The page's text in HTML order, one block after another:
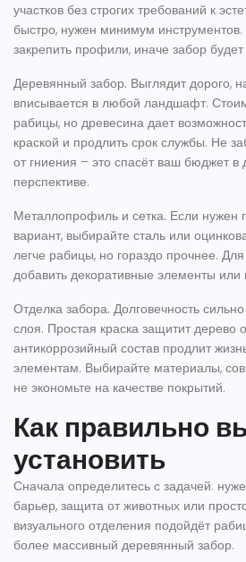
участков без строгих требований к
быстро, нужен минимум инструментов.
закрепить профили, иначе забор будет
Деревянный забор. Выглядит дорого,
вписывается в любой ландшафт.
рабицы, но древесина дает
краской и продлить срок службы. Не
от гниения – это спасёт ваш бюджет в
перспективе.
Металлопрофиль и сетка. Если нужен
вариант, выбирайте сталь или
легче рабицы, но гораздо прочнее.
добавить декоративные элементы или
Отделка забора. Долговечность
слоя. Простая краска защитит дерево
антикоррозийный состав продлит
элементам. Выбирайте материалы,
не экономьте на качестве покрытий.
Как правильно
установить
Сначала определитесь с задачей:
барьер, защита от животных или
визуального отделения подойдёт
более массивный деревянный забор.